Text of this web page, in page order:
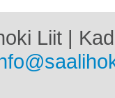
Liit |